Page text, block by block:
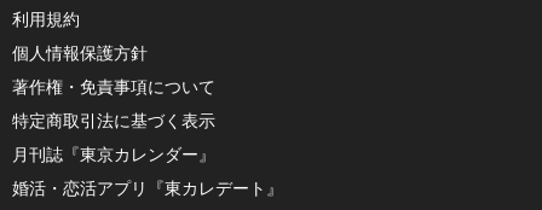
利用規約
個人情報保護方針
著作権・免責事項について
特定商取引法に基づく表示
月刊誌『東京カレンダー』
婚活・恋活アプリ『東カレデート』